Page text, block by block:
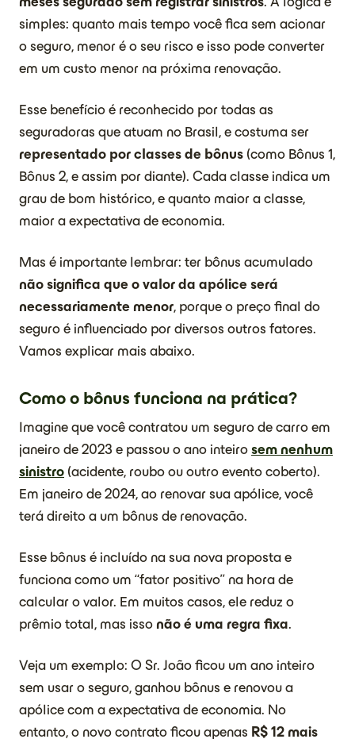
simples: quanto mais tempo você fica sem acionar
o seguro, menor é o seu risco e isso pode converter
em um custo menor na próxima renovação.
Esse benefício é reconhecido por todas as
seguradoras que atuam no Brasil, e costuma ser
representado por classes de bônus (como Bônus 1,
Bônus 2, e assim por diante). Cada classe indica um
grau de bom histórico, e quanto maior a classe,
maior a expectativa de economia.
Mas é importante lembrar: ter bônus acumulado
não significa que o valor da apólice será
necessariamente menor, porque o preço final do
seguro é influenciado por diversos outros fatores.
Vamos explicar mais abaixo.
Como o bônus funciona na prática?
Imagine que você contratou um seguro de carro em
janeiro de 2023 e passou o ano inteiro sem nenhum
sinistro (acidente, roubo ou outro evento coberto).
Em janeiro de 2024, ao renovar sua apólice, você
terá direito a um bônus de renovação.
Esse bônus é incluído na sua nova proposta e
funciona como um “fator positivo” na hora de
calcular o valor. Em muitos casos, ele reduz o
prêmio total, mas isso não é uma regra fixa.
Veja um exemplo: O Sr. João ficou um ano inteiro
sem usar o seguro, ganhou bônus e renovou a
apólice com a expectativa de economia. No
entanto, o novo contrato ficou apenas R$ 12 mais